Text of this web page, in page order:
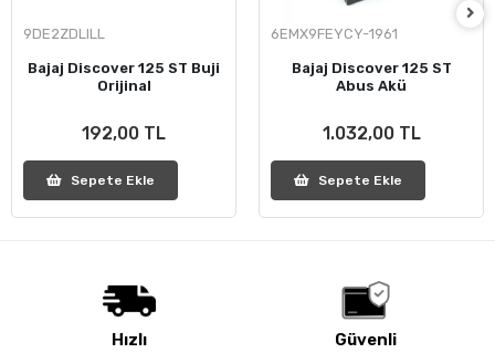
9DE2ZDLILL
Bajaj Discover 125 ST Buji
Orijinal
192,00 TL
Sepete Ekle
6EMX9FEYCY-1961
Bajaj Discover 125 ST
Abus Akü
1.032,00 TL
Sepete Ekle
Hızlı Güvenli